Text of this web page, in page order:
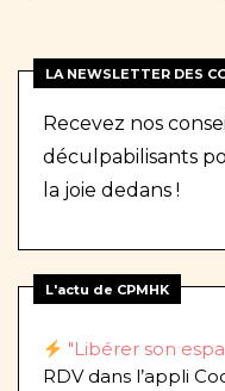
LA NEWSLETTER DES
Recevez nos
déculpabilisants
la joie dedans !
L'actu de CPMHK
"Libérer son
RDV dans l’appli